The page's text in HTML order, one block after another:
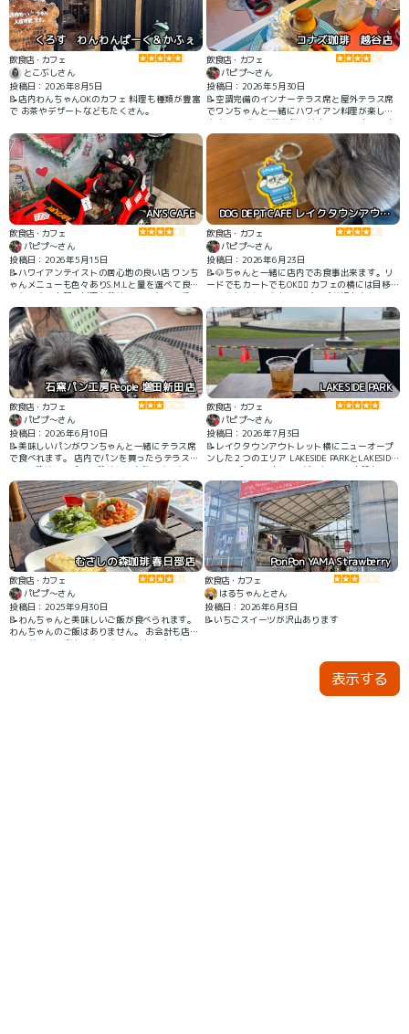
くろす わんわんぱーく＆かふぇ
飲食店・カフェ
とこぶしさん
投稿日：2026年8月5日
📝店内わんちゃんOKのカフェ 料理も種類が豊富
で お茶やデザートなどもたくさん。
コナズ珈琲 越谷店
飲食店・カフェ
パピプ〜さん
投稿日：2026年5月30日
📝空調完備のインナーテラス席と屋外テラス席
でワンちゃんと一緒にハワイアン料理が楽しめ
ます。 天候、季節を気にせず、いつでもワンち
ゃんと一緒に楽しめます。 ワンちゃんのご飯は
ありません。
AN’S CAFE
飲食店・カフェ
パピプ〜さん
投稿日：2026年5月15日
📝ハワイアンテイストの居心地の良い店 ワンち
ゃんメニューも色々ありS.M.Lと量を選べて良か
ったです。人間の料理も美味しいです。 可愛い
フォトスポットもあります。 誕生日はピアノで
バースデーソングの生演奏をしてお祝いしてく
れます。 ワンちゃん用のバースデーケーキもあ
ります。事前予約かな？ 駐車場🅿️もあります。
DOG DEPT CAFE レイクタウンアウトレット店
飲食店・カフェ
パピプ〜さん
投稿日：2026年6月23日
📝🐶ちゃんと一緒に店内でお食事出来ます。リ
ードでもカートでもOK🙆‍♀️ カフェの横には目移り
しそうなくらい🐶ちゃんグッズが沢山売られて
います。 🐶ちゃん用ご飯も6種類あってどれが
食べたいのかな？って迷ってしまいました。 🐶
ちゃん用お水も持って来てくれました。 お誕生
日のスペシャルバースデーケーキ🎂もありお誕
生日をした🐶ちゃんの写真が沢山貼られていま
した。 愛犬と散歩しなが地域を見守るわんわん
パトロール隊に入隊しました。 パトロール隊の
キーホルダーが貰えます。 会計時に💩袋も頂き
ました。
石窯パン工房People 増田新田店
飲食店・カフェ
パピプ〜さん
投稿日：2026年6月10日
📝美味しいパンがワンちゃんと一緒にテラス席
で食べれます。 店内でパンを買ったらテラス席
へGO! 美味しいパンと美味しい空気でゆったり
とした時間が過ごせます。 ワンちゃんは店内に
は入れません。
LAKESIDE PARK
飲食店・カフェ
パピプ〜さん
投稿日：2026年7月3日
📝レイクタウンアウトレット横にニューオープ
ンした２つのエリア LAKESIDE PARKとLAKESIDE
DINING 今回は1人と1匹だったので7店舗あるテ
イクアウト店舗のPARKの方で楽しんできまし
た。 店舗の前にはテーブルが置いてあるので調
節池を眺めながらお食事出来ます。風が心地よ
いです。もちろん🐶ちゃんも一緒です。🐶ちゃ
んのご飯はありません。芝生広場や遊歩道など
があり、お散歩も楽しいです。 🐶ちゃんがい
っぱい来てるのでうちの🐶もしっぽブンブン喜
んでました。
むさしの森珈琲 春日部店
飲食店・カフェ
パピプ〜さん
投稿日：2025年9月30日
📝わんちゃんと美味しいご飯が食べられます。
わんちゃんのご飯はありません。 お会計も店員
さんがテラス席まで来てくれて助かりました。
PonPon YAMA Strawberry
飲食店・カフェ
はるちゃんとさん
投稿日：2026年6月3日
📝いちごスイーツが沢山あります
表示する